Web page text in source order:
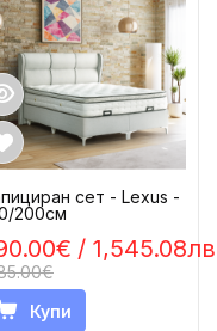
/
сет - Lexus -
200см
Купи